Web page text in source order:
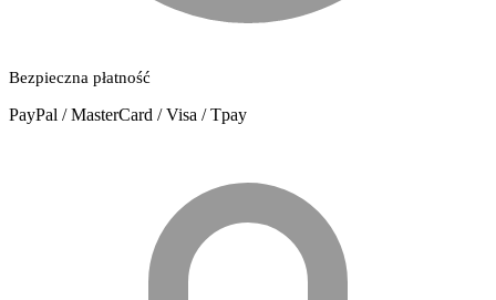
Bezpieczna płatność
PayPal / MasterCard / Visa / Tpay